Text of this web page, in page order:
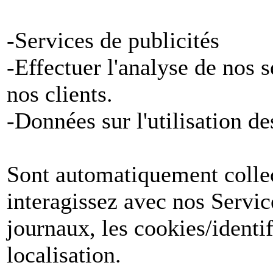
-Services de publicités
-Effectuer l'analyse de nos
nos clients.
-Données sur l'utilisation
Sont automatiquement
interagissez avec nos
journaux, les cookies/
localisation.